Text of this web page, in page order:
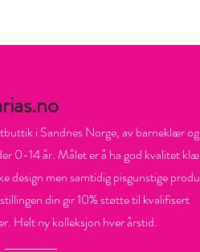
i Sandnes Norge, av barneklær og
0-14 år. Målet er å ha god kvalitet
design men samtidig pisgunstige
din gir 10% støtte til kvalifisert
Helt ny kolleksjon hver årstid.